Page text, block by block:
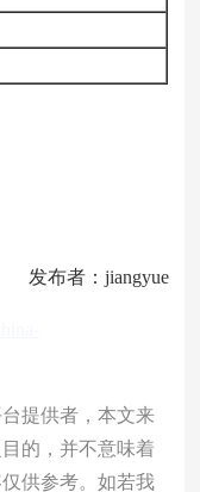
发布者：jiangyue
提供者，本文来
的，并不意味着
供参考。如若我